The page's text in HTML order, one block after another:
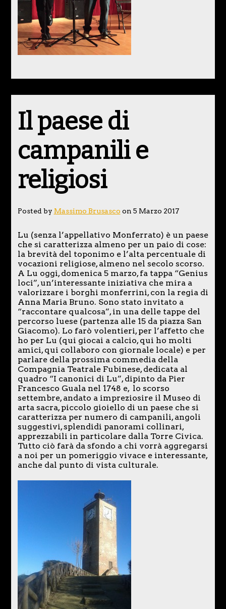
Il paese di
campanili e
religiosi
Posted by Massimo Brusasco on 5 Marzo 2017
Lu (senza l’appellativo Monferrato) è un paese
che si caratterizza almeno per un paio di cose:
la brevità del toponimo e l’alta percentuale di
vocazioni religiose, almeno nel secolo scorso.
A Lu oggi, domenica 5 marzo, fa tappa “Genius
loci”, un’interessante iniziativa che mira a
valorizzare i borghi monferrini, con la regia di
Anna Maria Bruno. Sono stato invitato a
“raccontare qualcosa”, in una delle tappe del
percorso luese (partenza alle 15 da piazza San
Giacomo). Lo farò volentieri, per l’affetto che
ho per Lu (qui giocai a calcio, qui ho molti
amici, qui collaboro con giornale locale) e per
parlare della prossima commedia della
Compagnia Teatrale Fubinese, dedicata al
quadro “I canonici di Lu”, dipinto da Pier
Francesco Guala nel 1748 e, lo scorso
settembre, andato a impreziosire il Museo di
arta sacra, piccolo gioiello di un paese che si
caratterizza per numero di campanili, angoli
suggestivi, splendidi panorami collinari,
apprezzabili in particolare dalla Torre Civica.
Tutto ciò farà da sfondo a chi vorrà aggregarsi
a noi per un pomeriggio vivace e interessante,
anche dal punto di vista culturale.